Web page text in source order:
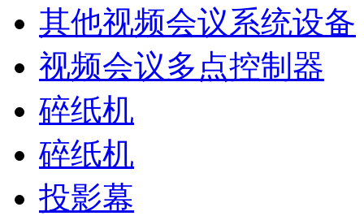
其他视频会议系统设备
视频会议多点控制器
碎纸机
碎纸机
投影幕